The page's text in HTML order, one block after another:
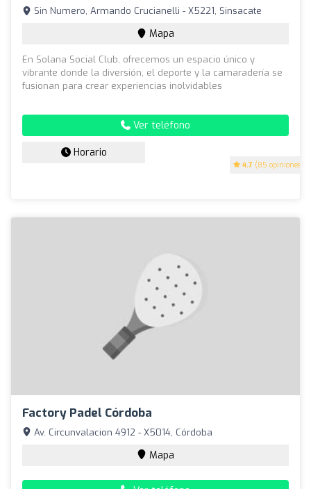
4.7 (85 opiniones)
Sin Numero, Armando Crucianelli - X5221, Sinsacate
Mapa
En Solana Social Club, ofrecemos un espacio único y
vibrante donde la diversión, el deporte y la camaradería se
fusionan para crear experiencias inolvidables
Ver teléfono
Horario
Factory Padel Córdoba
Av. Circunvalacion 4912 - X5014, Córdoba
Mapa